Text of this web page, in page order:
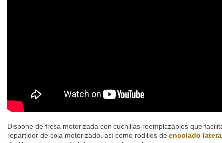
Dispone de fresa motorizada con cuchillas reemplazables que
repartidor de cola motorizado, así como rodillos de encolado